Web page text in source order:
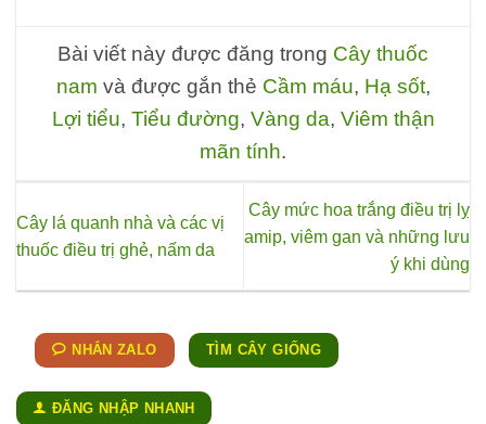
Bài viết này được đăng trong Cây thuốc
nam và được gắn thẻ Cầm máu, Hạ sốt,
Lợi tiểu, Tiểu đường, Vàng da, Viêm thận
mãn tính.
Cây lá quanh nhà và các vị
thuốc điều trị ghẻ, nấm da
Cây mức hoa trắng điều trị lỵ
amip, viêm gan và những lưu
ý khi dùng
NHẮN ZALO TÌM CÂY GIỐNG
ĐĂNG NHẬP NHANH